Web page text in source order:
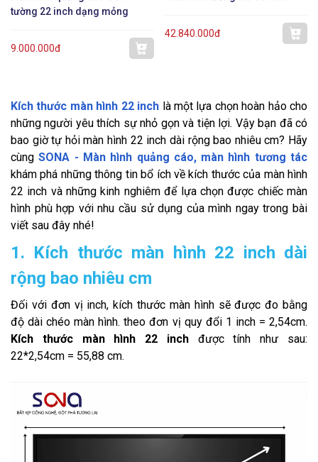
tường 22 inch dạng mỏng
9.000.000đ
42.840.000đ
Kích thước màn hình 22 inch là một lựa chọn hoàn hảo cho
những người yêu thích sự nhỏ gọn và tiện lợi. Vậy bạn đã có
bao giờ tự hỏi màn hình 22 inch dài rộng bao nhiêu cm? Hãy
cùngSONA - Màn hình quảng cáo, màn hình tương tác
khám phá những thông tin bổ ích về kích thước của màn hình
22 inch và những kinh nghiêm để lựa chọn được chiếc màn
hình phù hợp với nhu cầu sử dụng của mình ngay trong bài
viết sau đây nhé!
1. Kích thước màn hình 22 inch dài
rộng bao nhiêu cm
Đối với đơn vị inch, kích thước màn hình sẽ được đo bằng
độ dài chéo màn hình. theo đơn vị quy đổi 1 inch = 2,54cm.
Kích thước màn hình 22 inchđược tính như sau:
22*2,54cm = 55,88 cm.